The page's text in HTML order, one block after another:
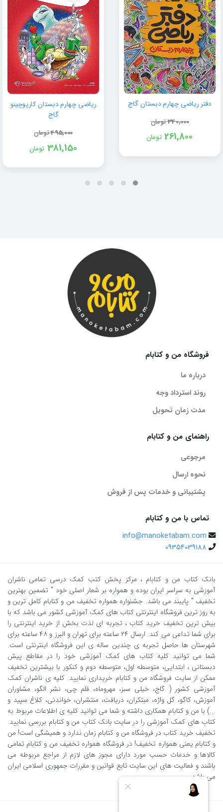
دفتر ریاضی چهارم دبستان گاج
340,000تومان
261,800 تومان
ریاضی چهارم دبستان کارپوچینو
گاج
495,000تومان
381,150 تومان
فروشگاه من و کتابام
درباره ما
روند استرداد وجه
مدت زمان تحویل
راهنمای من و کتابام
مرجوعی
نحوه ارسال
پشتیبانی و خدمات پس از فروش
تماس با من و کتابام
info@manoketabam.com
09354039188
بانک کتاب من و کتابام ، مرکز پخش کتب کمک درسی تمامی ناشران
آموزشی به سراسر ایران بوده و همواره بر شعار اصلی خود " تضمین بهترین
تخفیف " پایبند می باشد. جشنواره همواره تخفیف من و کتابام کامل ترین و
به روز ترین فروشگاه اینترنتی کتاب های کمک آموزشی کشور می باشد که با
بیش ترین تخفیف خرید کتاب ، تجربه ای لذت بخش از خرید اینترنتی را
برای شما تداعی می کند. ارسال ٢٤ ساعته برای تهران و البرز و ٤٨ ساعته برای
شهرستان ها حاصل تجربه ی چندین ساله ی این فروشگاه اینترنتی است.
شما می توانید کلیه کتاب های کمک آموزشی خود را در مقاطع پیش
دبستانی ، ابتدایی، متوسطه اول، متوسطه دوم و کنکور با بیشترین تخفیف
ممکن از سایت فروشگاه من و کتابام خریداری نمایید. کلیه ی ناشران کمک
آموزشی کشور ( گاج، خیلی سبز، مهروماه، قلم چی، نشر الگو، مشاوران
آموزش، کاگو، گل واژه، مبتکران، دریافت، منتشران، خواندنی، کلاغ سپید و
...) با من و کتابام همکاری داشته و شما می توانید کلیه ی اطلاعات مربوط به
کتاب های کمک آموزشی را در سایت بانک کتاب من و کتابام بررسی نمایید.
تخفیف خرید کتاب در فروشگاه من و کتابام زمان ندارد و همیشگی است! من
و کتابام یعنی همواره تخفیف! در فروشگاه همواره تخفیف من و کتابام تمامی
کالاها و خدمات حسب مورد دارای مجوز های لازم از مراجع مربوطه می
باشند و فعالیت های این سایت تابع قوانین و مقررات جمهوری اسلامی ایران
می باشد.